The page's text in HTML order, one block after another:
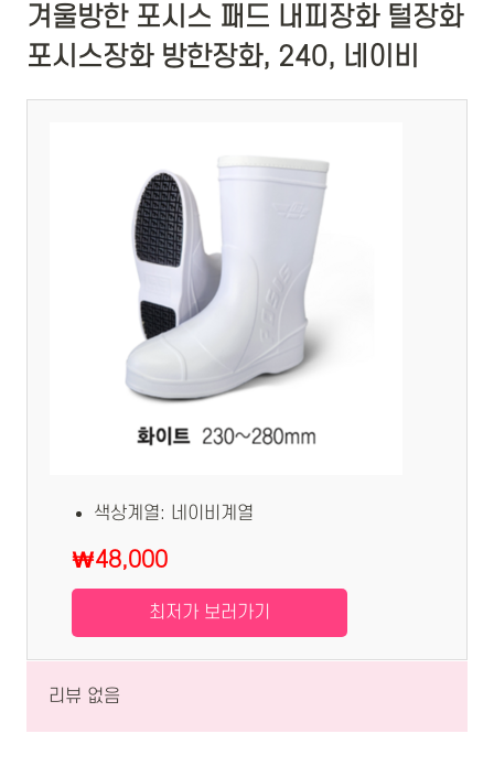
겨울방한 포시스 패드 내피장화 털장화
포시스장화 방한장화, 240, 네이비
색상계열: 네이비계열
₩48,000
최저가 보러가기
리뷰 없음